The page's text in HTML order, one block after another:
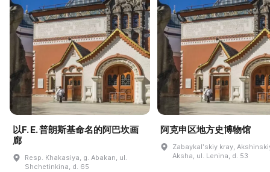
以F. E. 普朗斯基命名的阿巴坎画
廊
Resp. Khakasiya, g. Abakan, ul.
Shchetinkina, d. 65
阿克申区地方史博物馆
Zabaykalʹskiy kray,
Aksha, ul. Lenina, d. 53